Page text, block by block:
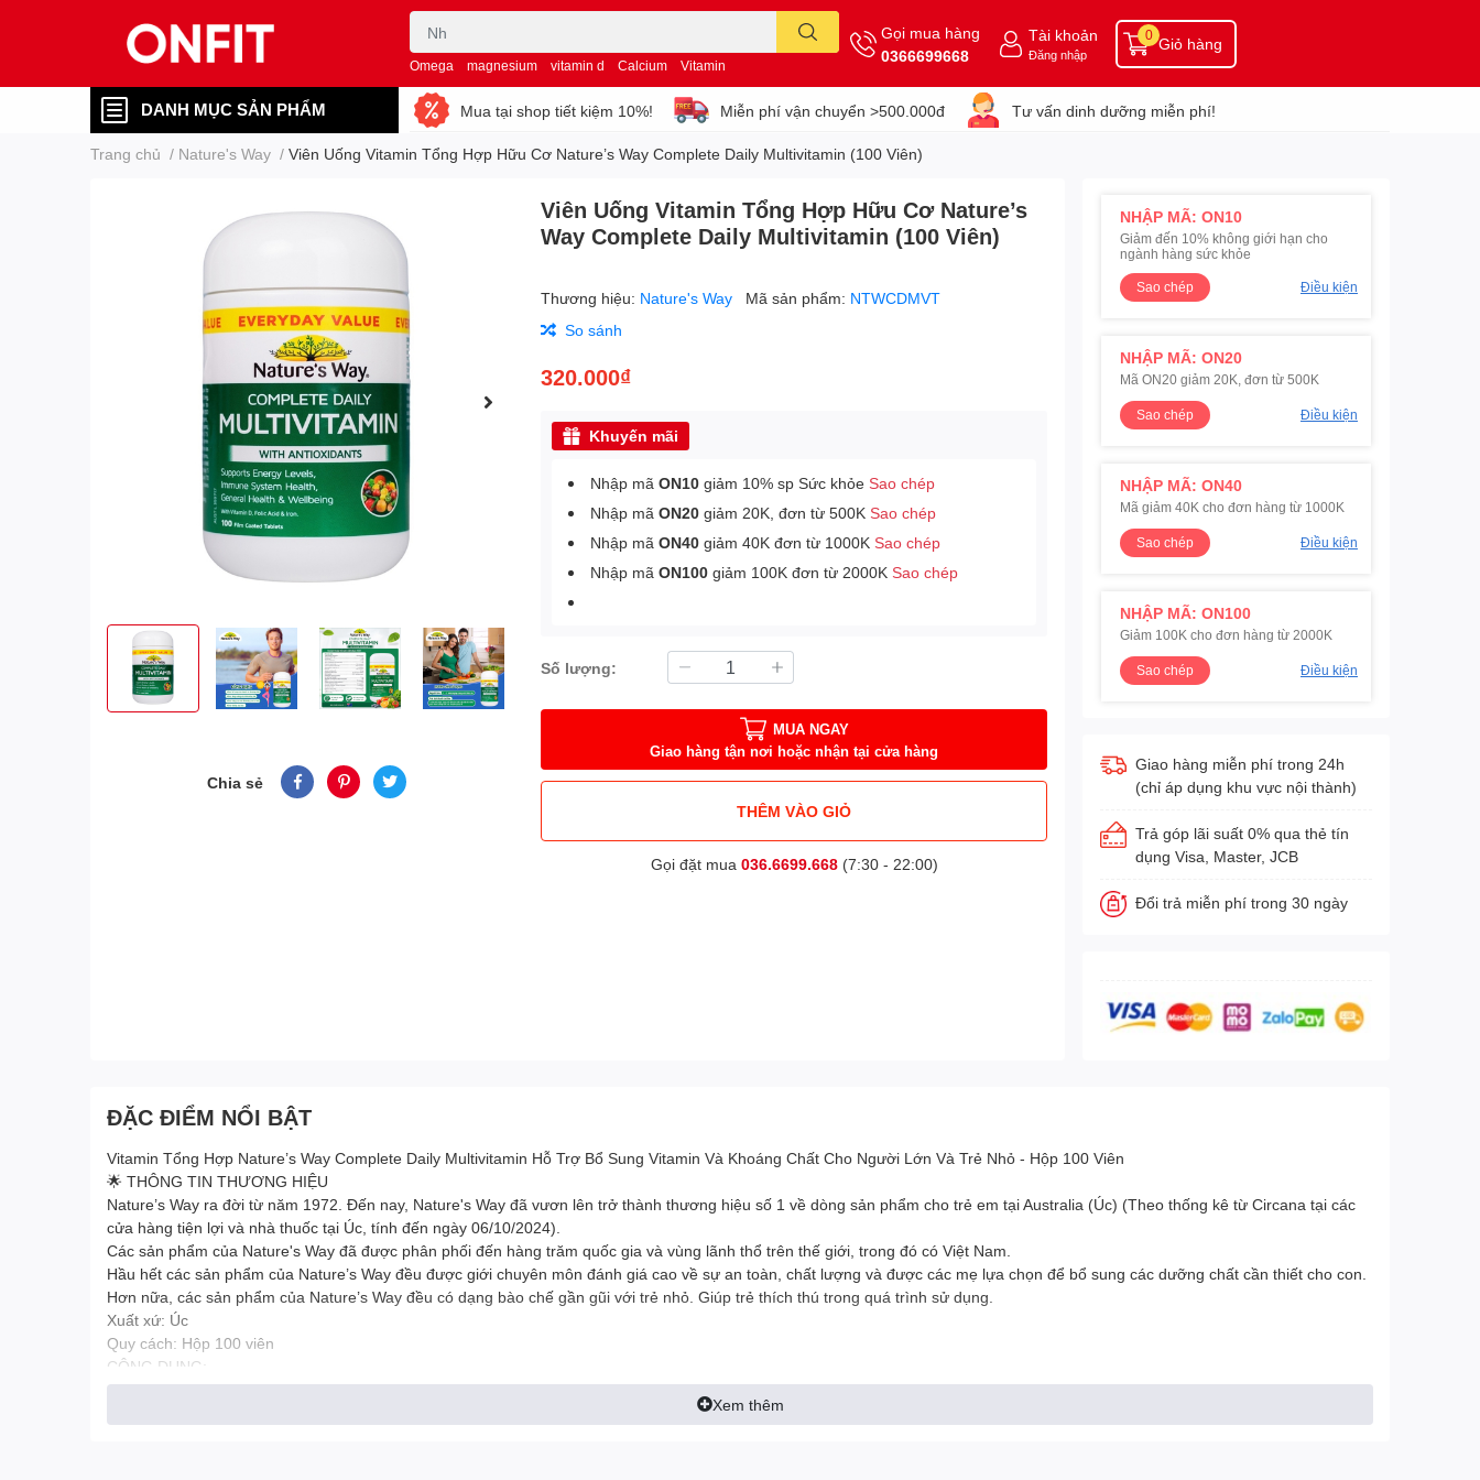
Omega magnesium vitamin d Calcium Vitamin
Gọi mua hàng
0366699668
Tài khoản
Đăng nhập
Giỏ hàng
0
DANH MỤC SẢN PHẨM Mua tại shop tiết kiệm 10%! Miễn phí vận chuyển >500.000đ Tư vấn dinh dưỡng miễn phí!
Trang chủ / Nature's Way / Viên Uống Vitamin Tổng Hợp Hữu Cơ Nature’s Way Complete Daily Multivitamin (100 Viên)
Chia sẻ
Viên Uống Vitamin Tổng Hợp Hữu Cơ Nature’s
Way Complete Daily Multivitamin (100 Viên)
Thương hiệu: Nature's Way Mã sản phẩm: NTWCDMVT
So sánh
320.000₫
Khuyến mãi
Nhập mãON10 giảm 10% sp Sức khỏeSao chép
Nhập mãON20 giảm 20K, đơn từ 500KSao chép
Nhập mãON40 giảm 40K đơn từ 1000KSao chép
Nhập mãON100 giảm 100K đơn từ 2000KSao chép
Số lượng:
MUA NGAY
Giao hàng tận nơi hoặc nhận tại cửa hàng
THÊM VÀO GIỎ
Gọi đặt mua 036.6699.668(7:30 - 22:00)
NHẬP MÃ: ON10
Giảm đến 10% không giới hạn cho
ngành hàng sức khỏe
Sao chép
Điều kiện
NHẬP MÃ: ON20
Mã ON20 giảm 20K, đơn từ 500K
Sao chép Điều kiện
NHẬP MÃ: ON40
Mã giảm 40K cho đơn hàng từ 1000K
Sao chép Điều kiện
NHẬP MÃ: ON100
Giảm 100K cho đơn hàng từ 2000K
Sao chép Điều kiện
Giao hàng miễn phí trong 24h
(chỉ áp dụng khu vực nội thành)
Trả góp lãi suất 0% qua thẻ tín
dụng Visa, Master, JCB
Đổi trả miễn phí trong 30 ngày
ĐẶC ĐIỂM NỔI BẬT
Vitamin Tổng Hợp Nature’s Way Complete Daily Multivitamin Hỗ Trợ Bổ Sung Vitamin Và Khoáng Chất Cho Người Lớn Và Trẻ Nhỏ - Hộp 100 Viên
🌟 THÔNG TIN THƯƠNG HIỆU
Nature’s Way ra đời từ năm 1972. Đến nay, Nature's Way đã vươn lên trở thành thương hiệu số 1 về dòng sản phẩm cho trẻ em tại Australia (Úc) (Theo thống kê từ Circana tại các
cửa hàng tiện lợi và nhà thuốc tại Úc, tính đến ngày 06/10/2024).
Các sản phẩm của Nature's Way đã được phân phối đến hàng trăm quốc gia và vùng lãnh thổ trên thế giới, trong đó có Việt Nam.
Hầu hết các sản phẩm của Nature’s Way đều được giới chuyên môn đánh giá cao về sự an toàn, chất lượng và được các mẹ lựa chọn để bổ sung các dưỡng chất cần thiết cho con.
Hơn nữa, các sản phẩm của Nature’s Way đều có dạng bào chế gần gũi với trẻ nhỏ. Giúp trẻ thích thú trong quá trình sử dụng.
Xuất xứ: Úc
Quy cách: Hộp 100 viên
CÔNG DỤNG:
Hỗ trợ bổ sung một số vitamin, khoáng chất cho cơ thể.
Xem thêm